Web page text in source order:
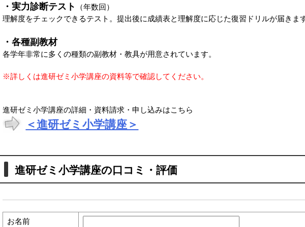
・実力診断テスト
（年数回）
理解度をチェックできるテスト。提出後に成績表と理解度に応じた復習ドリルが届きま
・各種副教材
各学年非常に多くの種類の副教材・教具が用意されています。
※詳しくは進研ゼミ小学講座の資料等で確認してください。
進研ゼミ小学講座の詳細・資料請求・申し込みはこちら
＜進研ゼミ小学講座＞
進研ゼミ小学講座の口コミ・評価
お名前